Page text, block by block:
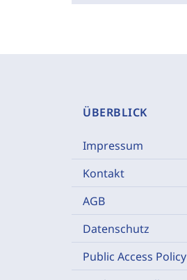
ÜBERBLICK
Impressum
Kontakt
AGB
Datenschutz
Public Access Policy